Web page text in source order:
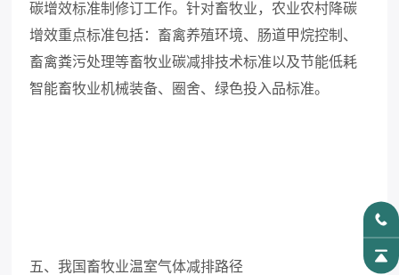
碳增效标准制修订工作。针对畜牧业，农业农村降碳
增效重点标准包括：畜禽养殖环境、肠道甲烷控制、
畜禽粪污处理等畜牧业碳减排技术标准以及节能低耗
智能畜牧业机械装备、圈舍、绿色投入品标准。
五、我国畜牧业温室气体减排路径